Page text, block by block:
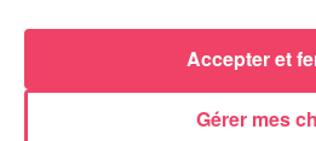
Jouez malin et
jour à 8h50 avec
Gérer mes
Accepter et